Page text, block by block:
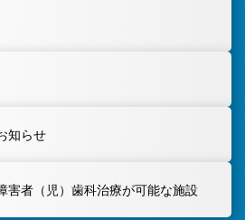
知らせ
害者（児）歯科治療が可能な施設